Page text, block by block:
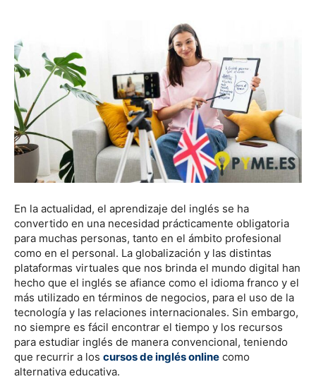
En la actualidad, el aprendizaje del inglés se ha
convertido en una necesidad prácticamente obligatoria
para muchas personas, tanto en el ámbito profesional
como en el personal. La globalización y las distintas
plataformas virtuales que nos brinda el mundo digital han
hecho que el inglés se afiance como el idioma franco y el
más utilizado en términos de negocios, para el uso de la
tecnología y las relaciones internacionales. Sin embargo,
no siempre es fácil encontrar el tiempo y los recursos
para estudiar inglés de manera convencional, teniendo
que recurrir a los cursos de inglés online como
alternativa educativa.